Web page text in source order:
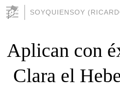
SOYQUIENSOY
Aplican con
Clara el